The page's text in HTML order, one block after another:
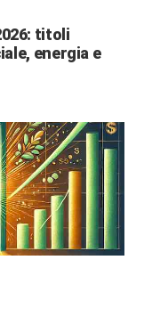
titoli
energia e